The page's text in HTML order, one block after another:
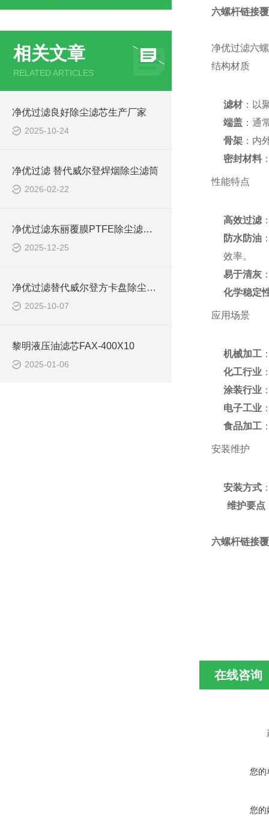
相关文章
RELATED ARTICLES
净优过滤良好除尘滤芯生产厂家
2025-10-24
净优过滤 替代威尔登焊烟除尘滤筒
2026-02-22
净优过滤东丽覆膜PTFE除尘滤筒 规格齐全
2025-12-25
净优过滤替代威尔登方卡盘除尘滤筒优势
2025-10-07
黎明液压油滤芯FAX-400X10
2025-01-06
六螺杆链接
净优过滤六
结构材质
滤材：以
端盖：通
骨架：内
密封材料
性能特点
高效过滤
防水防油
效率。
易于清灰
化学稳定
应用场景
机械加工
化工行业
涂装行业
电子工业
食品加工
安装维护
安装方式
维护要点
六螺杆链接
在线咨询
您的
您的